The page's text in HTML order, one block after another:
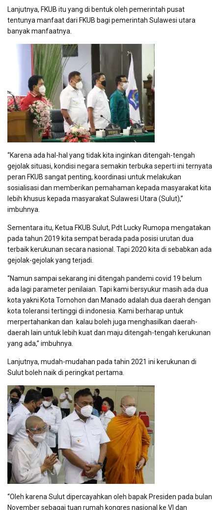
Lanjutnya, FKUB itu yang di bentuk oleh pemerintah pusat
tentunya manfaat dari FKUB bagi pemerintah Sulawesi utara
banyak manfaatnya.
“Karena ada hal-hal yang tidak kita inginkan ditengah-tengah
gejolak situasi, kondisi negara semakin terbuka seperti ini ternyata
peran FKUB sangat penting, koordinasi untuk melakukan
sosialisasi dan memberikan pemahaman kepada masyarakat kita
lebih khusus kepada masyarakat Sulawesi Utara (Sulut),”
imbuhnya.
Sementara itu, Ketua FKUB Sulut, Pdt Lucky Rumopa mengatakan
pada tahun 2019 kita sempat berada pada posisi urutan dua
terbaik kerukunan secara nasional. Tapi 2020 kita di sebabkan ada
gejolak-gejolak yang terjadi.
“Namun sampai sekarang ini ditengah pandemi covid 19 belum
ada lagi parameter penilaian. Tapi kami bersyukur masih ada dua
kota yakni Kota Tomohon dan Manado adalah dua daerah dengan
kota toleransi tertinggi di indonesia. Kami berharap untuk
merpertahankan dan kalau boleh juga menghasilkan daerah-
daerah lain untuk lebih kuat dan maju ditengah-tengah kerukunan
yang ada,” imbuhnya.
Lanjutnya, mudah-mudahan pada tahin 2021 ini kerukunan di
Sulut boleh naik di peringkat pertama.
“Oleh karena Sulut dipercayahkan oleh bapak Presiden pada bulan
November sebagai tuan rumah kongres nasional ke VI dan